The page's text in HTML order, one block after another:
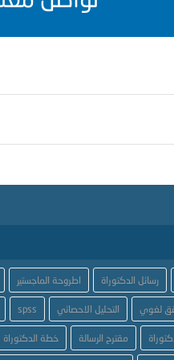
رسائل الدكتوراة اطروحة الماجستير
لغوي التحليل الاحصائي spss
مقترح الرسالة خطة الدكتوراة